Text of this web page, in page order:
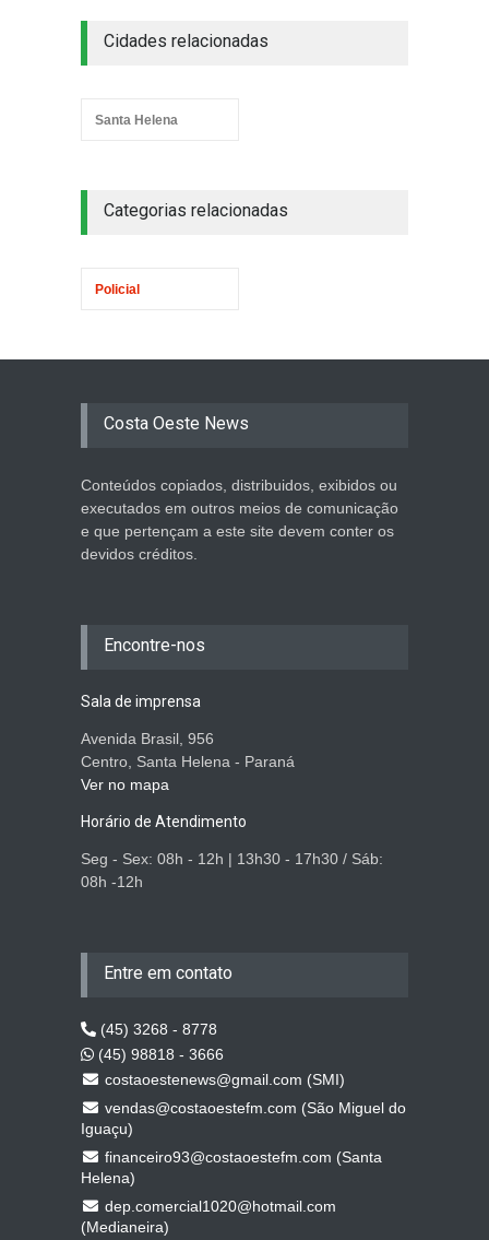
Cidades relacionadas
Santa Helena
Categorias relacionadas
Policial
Costa Oeste News
Conteúdos copiados, distribuidos, exibidos ou
executados em outros meios de comunicação
e que pertençam a este site devem conter os
devidos créditos.
Encontre-nos
Sala de imprensa
Avenida Brasil, 956
Centro, Santa Helena - Paraná
Ver no mapa
Horário de Atendimento
Seg - Sex: 08h - 12h | 13h30 - 17h30 / Sáb:
08h -12h
Entre em contato
(45) 3268 - 8778
(45) 98818 - 3666
costaoestenews@gmail.com (SMI)
vendas@costaoestefm.com (São Miguel do
Iguaçu)
financeiro93@costaoestefm.com (Santa
Helena)
dep.comercial1020@hotmail.com
(Medianeira)